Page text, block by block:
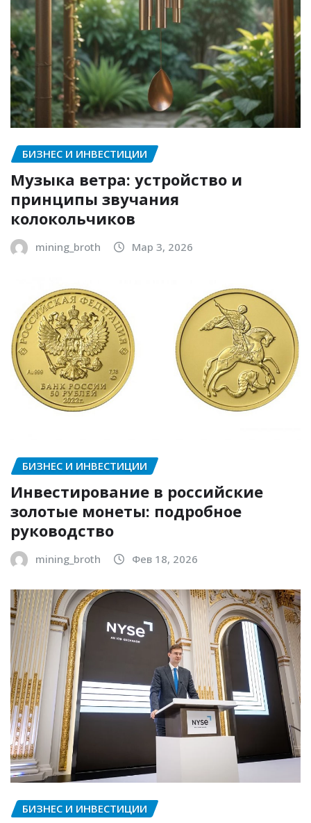
БИЗНЕС И ИНВЕСТИЦИИ
Музыка ветра: устройство и
принципы звучания
колокольчиков
mining_broth Мар 3, 2026
БИЗНЕС И ИНВЕСТИЦИИ
Инвестирование в российские
золотые монеты: подробное
руководство
mining_broth Фев 18, 2026
БИЗНЕС И ИНВЕСТИЦИИ